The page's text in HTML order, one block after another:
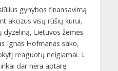
gynybos finansavimą
akcizus visų rūšių kurui,
dyzeliną, Lietuvos žemės
Ignas Hofmanas sako,
reaguotų neigiamai. I.
dar nėra aptarę